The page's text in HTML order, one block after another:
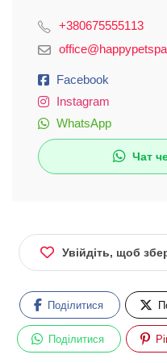
+380675555113
Facebook
Instagram
WhatsApp
Чат
Увійдіть, щоб
Поділитися
Поділитися